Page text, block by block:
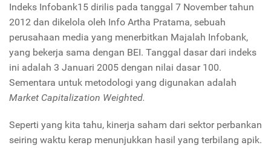
Indeks Infobank15 dirilis pada tanggal 7 November tahun
2012 dan dikelola oleh Info Artha Pratama, sebuah
perusahaan media yang menerbitkan Majalah Infobank,
yang bekerja sama dengan BEI. Tanggal dasar dari indeks
ini adalah 3 Januari 2005 dengan nilai dasar 100.
Sementara untuk metodologi yang digunakan adalah
Market Capitalization Weighted.
Seperti yang kita tahu, kinerja saham dari sektor perbankan
seiring waktu kerap menunjukkan hasil yang terbilang apik.